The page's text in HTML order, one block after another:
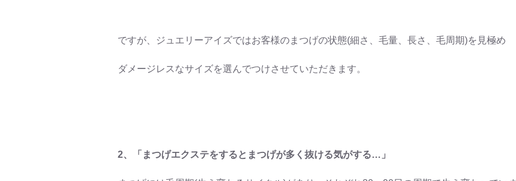
ですが、ジュエリーアイズではお客様のまつげの状態(細さ、毛量、長さ、毛周期)を見極め
ダメージレスなサイズを選んでつけさせていただきます。
2、「まつげエクステをするとまつげが多く抜ける気がする…」